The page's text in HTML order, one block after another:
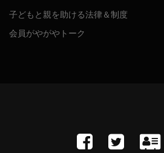
子どもと親を助ける法律＆制度
会員がやがやトーク